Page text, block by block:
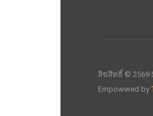
ลิขสิทธิ์ © 2569
Empowered by